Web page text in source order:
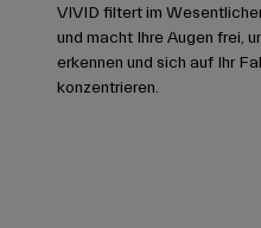
VIVID filtert im
und macht Ihre Augen frei,
erkennen und sich auf Ihr
konzentrieren.